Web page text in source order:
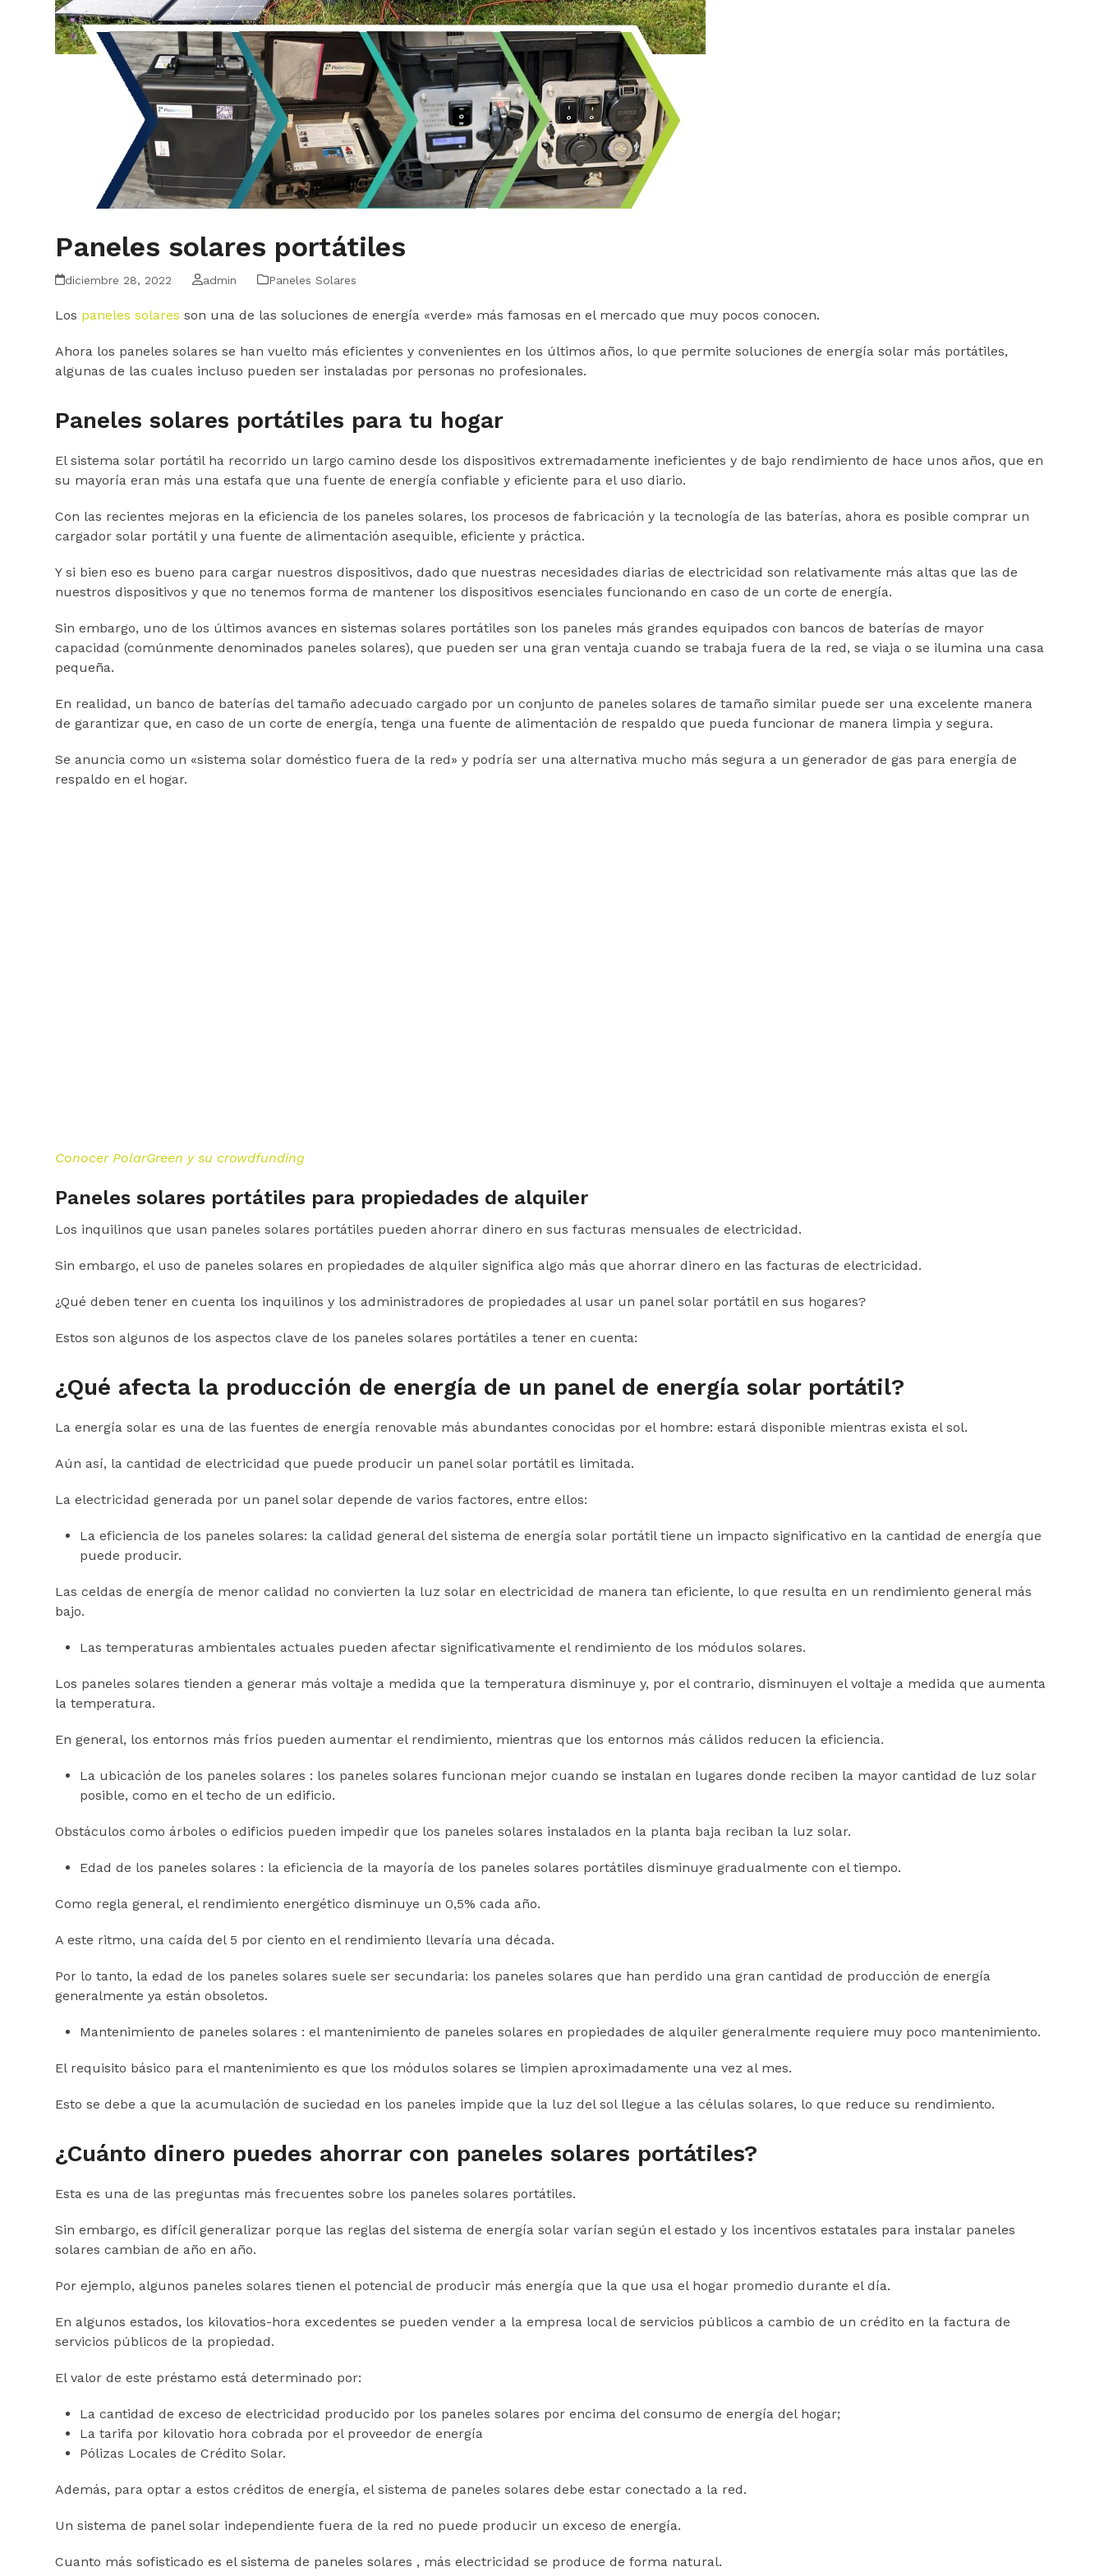
Paneles solares portátiles
diciembre 28, 2022 admin Paneles Solares
Los paneles solares son una de las soluciones de energía «verde» más famosas en el mercado que muy pocos conocen.
Ahora los paneles solares se han vuelto más eficientes y convenientes en los últimos años, lo que permite soluciones de energía solar más portátiles,
algunas de las cuales incluso pueden ser instaladas por personas no profesionales.
Paneles solares portátiles para tu hogar
El sistema solar portátil ha recorrido un largo camino desde los dispositivos extremadamente ineficientes y de bajo rendimiento de hace unos años, que en
su mayoría eran más una estafa que una fuente de energía confiable y eficiente para el uso diario.
Con las recientes mejoras en la eficiencia de los paneles solares, los procesos de fabricación y la tecnología de las baterías, ahora es posible comprar un
cargador solar portátil y una fuente de alimentación asequible, eficiente y práctica.
Y si bien eso es bueno para cargar nuestros dispositivos, dado que nuestras necesidades diarias de electricidad son relativamente más altas que las de
nuestros dispositivos y que no tenemos forma de mantener los dispositivos esenciales funcionando en caso de un corte de energía.
Sin embargo, uno de los últimos avances en sistemas solares portátiles son los paneles más grandes equipados con bancos de baterías de mayor
capacidad (comúnmente denominados paneles solares), que pueden ser una gran ventaja cuando se trabaja fuera de la red, se viaja o se ilumina una casa
pequeña.
En realidad, un banco de baterías del tamaño adecuado cargado por un conjunto de paneles solares de tamaño similar puede ser una excelente manera
de garantizar que, en caso de un corte de energía, tenga una fuente de alimentación de respaldo que pueda funcionar de manera limpia y segura.
Se anuncia como un «sistema solar doméstico fuera de la red» y podría ser una alternativa mucho más segura a un generador de gas para energía de
respaldo en el hogar.
Conocer PolarGreen y su crowdfunding
Paneles solares portátiles para propiedades de alquiler
Los inquilinos que usan paneles solares portátiles pueden ahorrar dinero en sus facturas mensuales de electricidad.
Sin embargo, el uso de paneles solares en propiedades de alquiler significa algo más que ahorrar dinero en las facturas de electricidad.
¿Qué deben tener en cuenta los inquilinos y los administradores de propiedades al usar un panel solar portátil en sus hogares?
Estos son algunos de los aspectos clave de los paneles solares portátiles a tener en cuenta:
¿Qué afecta la producción de energía de un panel de energía solar portátil?
La energía solar es una de las fuentes de energía renovable más abundantes conocidas por el hombre: estará disponible mientras exista el sol.
Aún así, la cantidad de electricidad que puede producir un panel solar portátil es limitada.
La electricidad generada por un panel solar depende de varios factores, entre ellos:
La eficiencia de los paneles solares: la calidad general del sistema de energía solar portátil tiene un impacto significativo en la cantidad de energía que
puede producir.
Las celdas de energía de menor calidad no convierten la luz solar en electricidad de manera tan eficiente, lo que resulta en un rendimiento general más
bajo.
Las temperaturas ambientales actuales pueden afectar significativamente el rendimiento de los módulos solares.
Los paneles solares tienden a generar más voltaje a medida que la temperatura disminuye y, por el contrario, disminuyen el voltaje a medida que aumenta
la temperatura.
En general, los entornos más fríos pueden aumentar el rendimiento, mientras que los entornos más cálidos reducen la eficiencia.
La ubicación de los paneles solares : los paneles solares funcionan mejor cuando se instalan en lugares donde reciben la mayor cantidad de luz solar
posible, como en el techo de un edificio.
Obstáculos como árboles o edificios pueden impedir que los paneles solares instalados en la planta baja reciban la luz solar.
Edad de los paneles solares : la eficiencia de la mayoría de los paneles solares portátiles disminuye gradualmente con el tiempo.
Como regla general, el rendimiento energético disminuye un 0,5% cada año.
A este ritmo, una caída del 5 por ciento en el rendimiento llevaría una década.
Por lo tanto, la edad de los paneles solares suele ser secundaria: los paneles solares que han perdido una gran cantidad de producción de energía
generalmente ya están obsoletos.
Mantenimiento de paneles solares : el mantenimiento de paneles solares en propiedades de alquiler generalmente requiere muy poco mantenimiento.
El requisito básico para el mantenimiento es que los módulos solares se limpien aproximadamente una vez al mes.
Esto se debe a que la acumulación de suciedad en los paneles impide que la luz del sol llegue a las células solares, lo que reduce su rendimiento.
¿Cuánto dinero puedes ahorrar con paneles solares portátiles?
Esta es una de las preguntas más frecuentes sobre los paneles solares portátiles.
Sin embargo, es difícil generalizar porque las reglas del sistema de energía solar varían según el estado y los incentivos estatales para instalar paneles
solares cambian de año en año.
Por ejemplo, algunos paneles solares tienen el potencial de producir más energía que la que usa el hogar promedio durante el día.
En algunos estados, los kilovatios-hora excedentes se pueden vender a la empresa local de servicios públicos a cambio de un crédito en la factura de
servicios públicos de la propiedad.
El valor de este préstamo está determinado por:
La cantidad de exceso de electricidad producido por los paneles solares por encima del consumo de energía del hogar;
La tarifa por kilovatio hora cobrada por el proveedor de energía
Pólizas Locales de Crédito Solar.
Además, para optar a estos créditos de energía, el sistema de paneles solares debe estar conectado a la red.
Un sistema de panel solar independiente fuera de la red no puede producir un exceso de energía.
Cuanto más sofisticado es el sistema de paneles solares , más electricidad se produce de forma natural.